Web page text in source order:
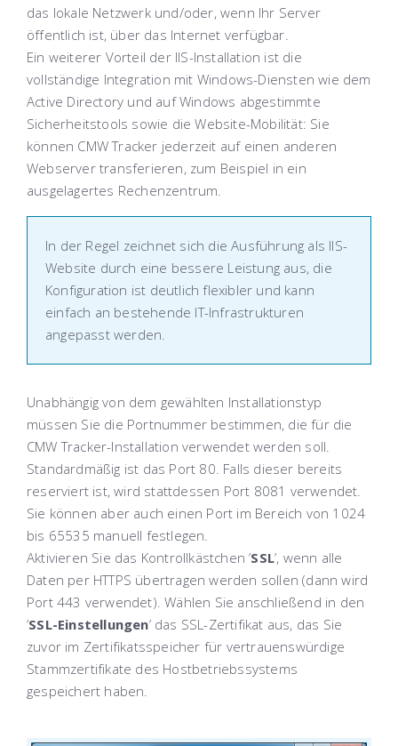
das lokale Netzwerk und/oder, wenn Ihr Server
öffentlich ist, über das Internet verfügbar.
Ein weiterer Vorteil der IIS-Installation ist die
vollständige Integration mit Windows-Diensten wie dem
Active Directory und auf Windows abgestimmte
Sicherheitstools sowie die Website-Mobilität: Sie
können CMW Tracker jederzeit auf einen anderen
Webserver transferieren, zum Beispiel in ein
ausgelagertes Rechenzentrum.
In der Regel zeichnet sich die Ausführung als IIS-
Website durch eine bessere Leistung aus, die
Konfiguration ist deutlich flexibler und kann
einfach an bestehende IT-Infrastrukturen
angepasst werden.
Unabhängig von dem gewählten Installationstyp
müssen Sie die Portnummer bestimmen, die für die
CMW Tracker-Installation verwendet werden soll.
Standardmäßig ist das Port 80. Falls dieser bereits
reserviert ist, wird stattdessen Port 8081 verwendet.
Sie können aber auch einen Port im Bereich von 1024
bis 65535 manuell festlegen.
Aktivieren Sie das Kontrollkästchen ’SSL’, wenn alle
Daten per HTTPS übertragen werden sollen (dann wird
Port 443 verwendet). Wählen Sie anschließend in den
’SSL-Einstellungen’ das SSL-Zertifikat aus, das Sie
zuvor im Zertifikatsspeicher für vertrauenswürdige
Stammzertifikate des Hostbetriebssystems
gespeichert haben.